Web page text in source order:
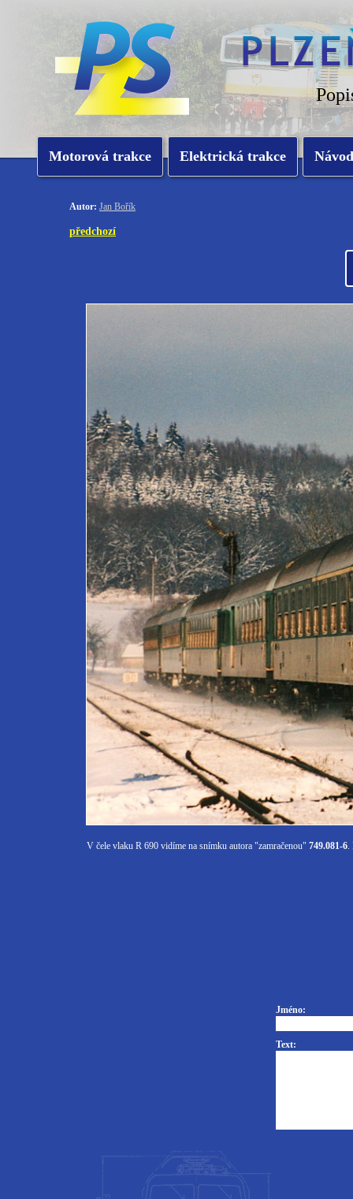
Motorová trakce Elektrická trakce
Autor: Jan Bořík
předchozí
V čele vlaku R 690 vidíme na snímku autora "zamračenou" 749.081-6.
Jméno:
Text: